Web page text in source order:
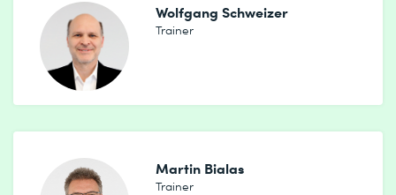
Wolfgang Schweizer
Trainer
Martin Bialas
Trainer